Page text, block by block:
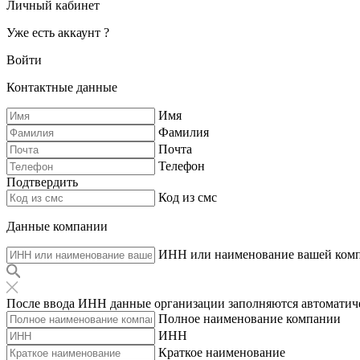
Личный кабинет
Уже есть аккаунт ?
Войти
Контактные данные
Имя
Фамилия
Почта
Телефон
Подтвердить
Код из смс
Данные компании
ИНН или наименование вашей
После ввода ИНН данные организации заполняются
Полное наименование компании
ИНН
Краткое наименование